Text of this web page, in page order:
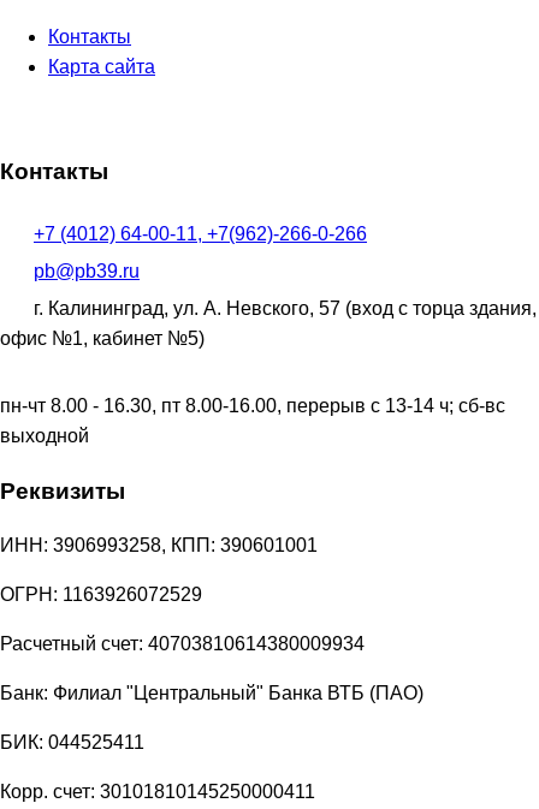
Контакты
Карта сайта
Контакты
+7 (4012) 64-00-11, +7(962)-266-0-266
pb@pb39.ru
г. Калининград, ул. А. Невского, 57 (вход с торца здания,
офис №1, кабинет №5)
пн-чт 8.00 - 16.30, пт 8.00-16.00, перерыв с 13-14 ч; сб-вс
выходной
Реквизиты
ИНН: 3906993258, КПП: 390601001
ОГРН: 1163926072529
Расчетный счет: 40703810614380009934
Банк: Филиал "Центральный" Банка ВТБ (ПАО)
БИК: 044525411
Корр. счет: 30101810145250000411